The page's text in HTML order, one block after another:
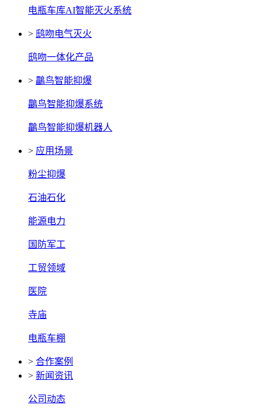
电瓶车库AI智能灭火系统
> 鸱吻电气灭火
鸱吻一体化产品
> 鸓鸟智能抑爆
鸓鸟智能抑爆系统
鸓鸟智能抑爆机器人
> 应用场景
粉尘抑爆
石油石化
能源电力
国防军工
工贸领域
医院
寺庙
电瓶车棚
> 合作案例
> 新闻资讯
公司动态